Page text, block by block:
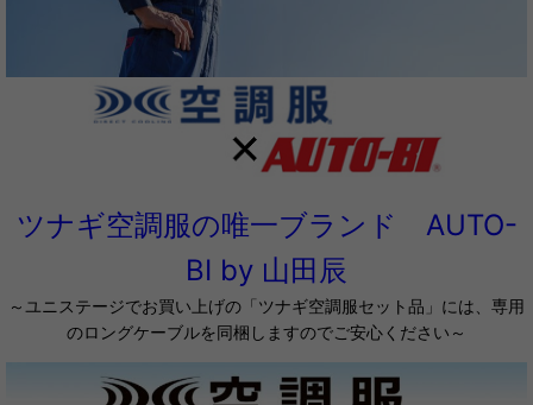
ツナギ空調服の唯一ブランド AUTO-
BI by 山田辰
～ユニステージでお買い上げの「ツナギ空調服セット品」には、専用
のロングケーブルを同梱しますのでご安心ください～